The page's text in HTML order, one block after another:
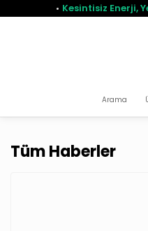
Kesintisiz Enerji,
Arama
Tüm Haberler